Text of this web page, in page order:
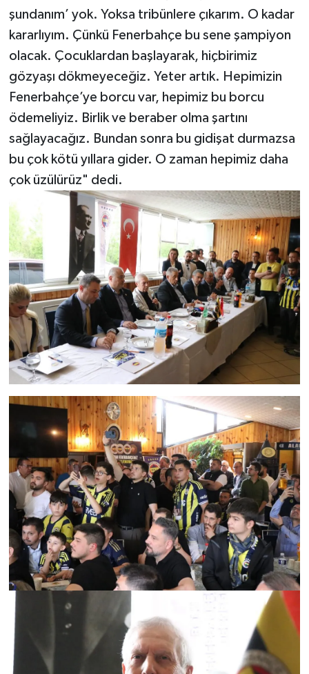
şundanım’ yok. Yoksa tribünlere çıkarım. O kadar
kararlıyım. Çünkü Fenerbahçe bu sene şampiyon
olacak. Çocuklardan başlayarak, hiçbirimiz
gözyaşı dökmeyeceğiz. Yeter artık. Hepimizin
Fenerbahçe’ye borcu var, hepimiz bu borcu
ödemeliyiz. Birlik ve beraber olma şartını
sağlayacağız. Bundan sonra bu gidişat durmazsa
bu çok kötü yıllara gider. O zaman hepimiz daha
çok üzülürüz" dedi.